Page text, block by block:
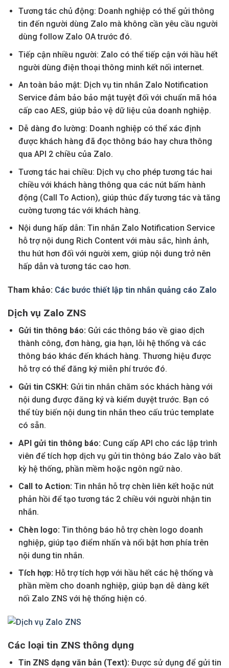
Tương tác chủ động: Doanh nghiệp có thể gửi thông
tin đến người dùng Zalo mà không cần yêu cầu người
dùng follow Zalo OA trước đó.
Tiếp cận nhiều người: Zalo có thể tiếp cận với hầu hết
người dùng điện thoại thông minh kết nối internet.
An toàn bảo mật: Dịch vụ tin nhắn Zalo Notification
Service đảm bảo bảo mật tuyệt đối với chuẩn mã hóa
cấp cao AES, giúp bảo vệ dữ liệu của doanh nghiệp.
Dễ dàng đo lường: Doanh nghiệp có thể xác định
được khách hàng đã đọc thông báo hay chưa thông
qua API 2 chiều của Zalo.
Tương tác hai chiều: Dịch vụ cho phép tương tác hai
chiều với khách hàng thông qua các nút bấm hành
động (Call To Action), giúp thúc đẩy tương tác và tăng
cường tương tác với khách hàng.
Nội dung hấp dẫn: Tin nhắn Zalo Notification Service
hỗ trợ nội dung Rich Content với màu sắc, hình ảnh,
thu hút hơn đối với người xem, giúp nội dung trở nên
hấp dẫn và tương tác cao hơn.
Tham khảo: Các bước thiết lập tin nhắn quảng cáo Zalo
Dịch vụ Zalo ZNS
Gửi tin thông báo: Gửi các thông báo về giao dịch
thành công, đơn hàng, gia hạn, lỗi hệ thống và các
thông báo khác đến khách hàng. Thương hiệu được
hỗ trợ có thể đăng ký miễn phí trước đó.
Gửi tin CSKH: Gửi tin nhắn chăm sóc khách hàng với
nội dung được đăng ký và kiểm duyệt trước. Bạn có
thể tùy biến nội dung tin nhắn theo cấu trúc template
có sẵn.
API gửi tin thông báo: Cung cấp API cho các lập trình
viên để tích hợp dịch vụ gửi tin thông báo Zalo vào bất
kỳ hệ thống, phần mềm hoặc ngôn ngữ nào.
Call to Action: Tin nhắn hỗ trợ chèn liên kết hoặc nút
phản hồi để tạo tương tác 2 chiều với người nhận tin
nhắn.
Chèn logo: Tin thông báo hỗ trợ chèn logo doanh
nghiệp, giúp tạo điểm nhấn và nổi bật hơn phía trên
nội dung tin nhắn.
Tích hợp: Hỗ trợ tích hợp với hầu hết các hệ thống và
phần mềm cho doanh nghiệp, giúp bạn dễ dàng kết
nối Zalo ZNS với hệ thống hiện có.
Các loại tin ZNS thông dụng
Tin ZNS dạng văn bản (Text): Được sử dụng để gửi tin